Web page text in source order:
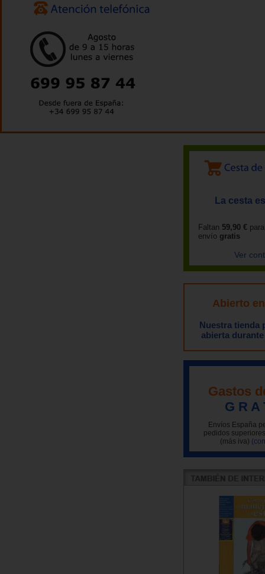
La cesta
Faltan 59,90 €
envío gratis
Ver
Abierto
Nuestra tienda
abierta
Gastos
G R A
Envíos España
pedidos
(más iva)